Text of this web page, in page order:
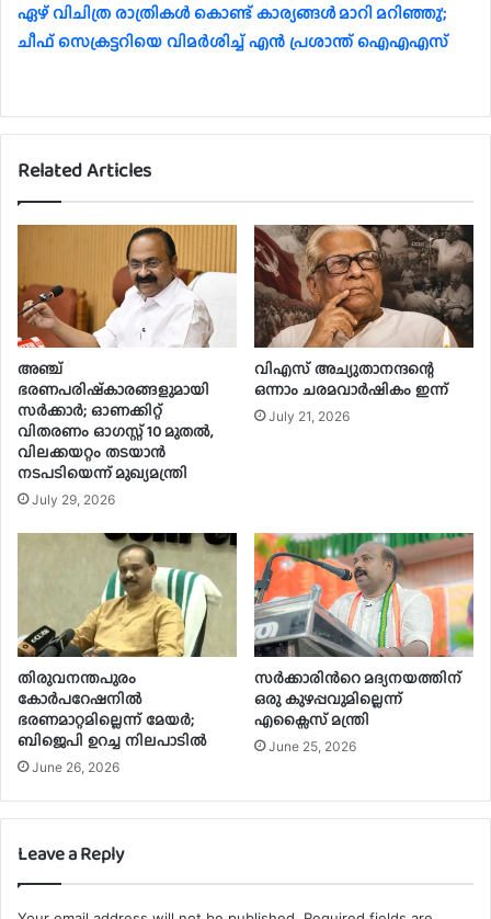
ഏഴ് വിചിത്ര രാത്രികള്‍ കൊണ്ട് കാര്യങ്ങള്‍ മാറി മറിഞ്ഞു’;
ചീഫ് സെക്രട്ടറിയെ വിമര്‍ശിച്ച് എന്‍ പ്രശാന്ത് ഐഎഎസ്
Related Articles
അഞ്ച്
ഭരണപരിഷ്‌കാരങ്ങളുമായി
സർക്കാർ; ഓണക്കിറ്റ്
വിതരണം ഓഗസ്റ്റ് 10 മുതൽ,
വിലക്കയറ്റം തടയാൻ
നടപടിയെന്ന് മുഖ്യമന്ത്രി
July 29, 2026
വിഎസ് അച്യുതാനന്ദന്റെ
ഒന്നാം ചരമവാർഷികം ഇന്ന്
July 21, 2026
തിരുവനന്തപുരം
കോർപറേഷനിൽ
ഭരണമാറ്റമില്ലെന്ന് മേയർ;
ബിജെപി ഉറച്ച നിലപാടിൽ
June 26, 2026
സർക്കാരിന്‍റെ മദ്യനയത്തിന്
ഒരു കുഴപ്പവുമില്ലെന്ന്
എക്സൈസ് മന്ത്രി
June 25, 2026
Leave a Reply